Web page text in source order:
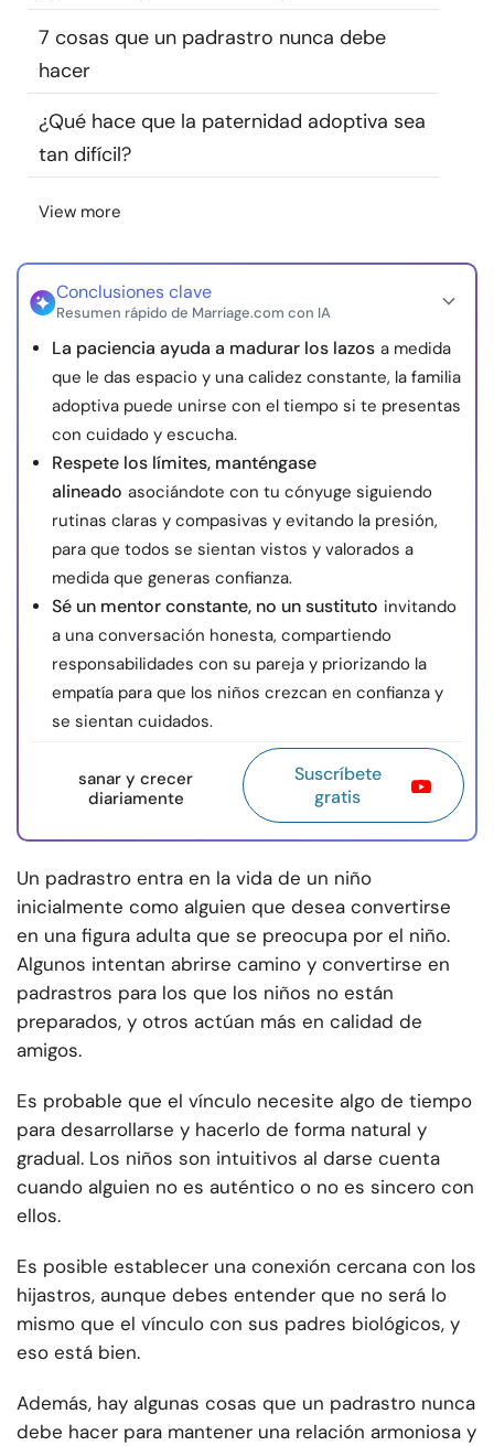
Encuentra un terapeuta
Idioma
Sobre nosotros Contáctanos Escríbenos
Publicidad con
nosotros
7 cosas que un padrastro nunca debe
hacer
¿Qué hace que la paternidad adoptiva sea
tan difícil?
View more
Conclusiones clave
Resumen rápido de Marriage.com con IA
La paciencia ayuda a madurar los lazos a medida
que le das espacio y una calidez constante, la familia
adoptiva puede unirse con el tiempo si te presentas
con cuidado y escucha.
Respete los límites, manténgase
alineado asociándote con tu cónyuge siguiendo
rutinas claras y compasivas y evitando la presión,
para que todos se sientan vistos y valorados a
medida que generas confianza.
Sé un mentor constante, no un sustituto invitando
a una conversación honesta, compartiendo
responsabilidades con su pareja y priorizando la
empatía para que los niños crezcan en confianza y
se sientan cuidados.
sanar y crecer
diariamente
Suscríbete
gratis
Un padrastro entra en la vida de un niño
inicialmente como alguien que desea convertirse
en una figura adulta que se preocupa por el niño.
Algunos intentan abrirse camino y convertirse en
padrastros para los que los niños no están
preparados, y otros actúan más en calidad de
amigos.
Es probable que el vínculo necesite algo de tiempo
para desarrollarse y hacerlo de forma natural y
gradual. Los niños son intuitivos al darse cuenta
cuando alguien no es auténtico o no es sincero con
ellos.
Es posible establecer una conexión cercana con los
hijastros, aunque debes entender que no será lo
mismo que el vínculo con sus padres biológicos, y
eso está bien.
Además, hay algunas cosas que un padrastro nunca
debe hacer para mantener una relación armoniosa y